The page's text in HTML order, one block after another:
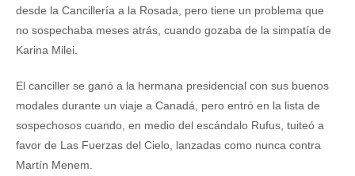
desde la Cancillería a la Rosada, pero tiene un problema que
no sospechaba meses atrás, cuando gozaba de la simpatía de
Karina Milei.
El canciller se ganó a la hermana presidencial con sus buenos
modales durante un viaje a Canadá, pero entró en la lista de
sospechosos cuando, en medio del escándalo Rufus, tuiteó a
favor de Las Fuerzas del Cielo, lanzadas como nunca contra
Martín Menem.